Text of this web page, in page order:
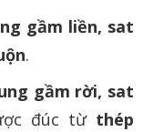
gầm liền, sat
.
gầm rời, sat
đúc từ thép